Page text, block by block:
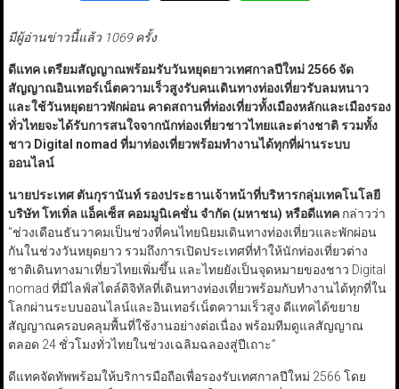
มีผู้อ่านข่าวนี้แล้ว 1069 ครั้ง
ดีแทค เตรียมสัญญาณพร้อมรับวันหยุดยาวเทศกาลปีใหม่ 2566 จัด
สัญญาณอินเทอร์เน็ตความเร็วสูงรับคนเดินทางท่องเที่ยวรับลมหนาว
และใช้วันหยุดยาวพักผ่อน คาดสถานที่ท่องเที่ยวทั้งเมืองหลักและเมืองรอง
ทั่วไทยจะได้รับการสนใจจากนักท่องเที่ยวชาวไทยและต่างชาติ รวมทั้ง
ชาว Digital nomad ที่มาท่องเที่ยวพร้อมทำงานได้ทุกที่ผ่านระบบ
ออนไลน์
นายประเทศ ตันกุรานันท์ รองประธานเจ้าหน้าที่บริหารกลุ่มเทคโนโลยี
บริษัท โทเทิ่ล แอ็คเซ็ส คอมมูนิเคชั่น จำกัด (มหาชน) หรือดีแทคกล่าวว่า
“ช่วงเดือนธันวาคมเป็นช่วงที่คนไทยนิยมเดินทางท่องเที่ยวและพักผ่อน
กันในช่วงวันหยุดยาว รวมถึงการเปิดประเทศที่ทำให้นักท่องเที่ยวต่าง
ชาติเดินทางมาเที่ยวไทยเพิ่มขึ้น และไทยยังเป็นจุดหมายของชาว Digital
nomad ที่มีไลฟ์สไตล์ดิจิทัลที่เดินทางท่องเที่ยวพร้อมกับทำงานได้ทุกที่ใน
โลกผ่านระบบออนไลน์และอินเทอร์เน็ตความเร็วสูง ดีแทคได้ขยาย
สัญญาณครอบคลุมพื้นที่ใช้งานอย่างต่อเนื่อง พร้อมทีมดูแลสัญญาณ
ตลอด 24 ชั่วโมงทั่วไทยในช่วงเฉลิมฉลองสู่ปีเถาะ”
ดีแทคจัดทัพพร้อมให้บริการมือถือเพื่อรองรับเทศกาลปีใหม่ 2566 โดย